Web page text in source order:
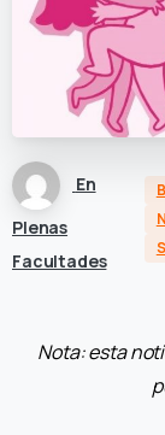
En
Plenas
Facultades
Nota: esta